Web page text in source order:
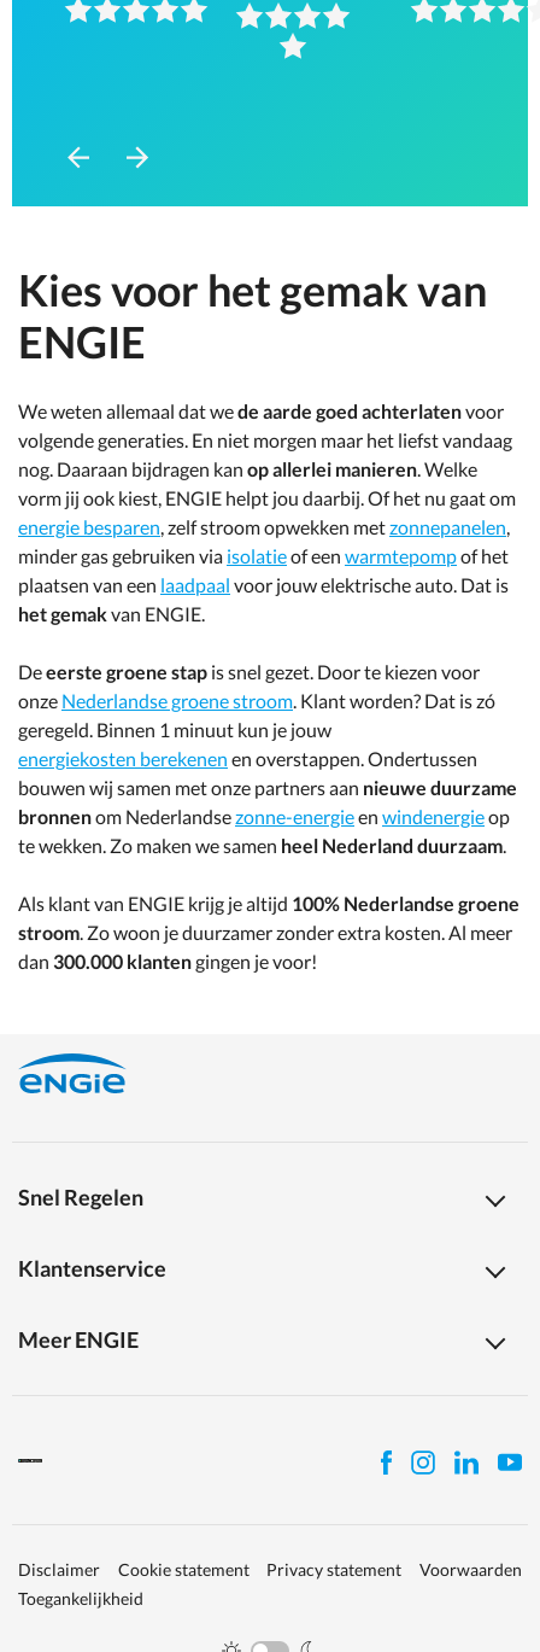
naar
naar
Kies voor het gemak van
ENGIE
We weten allemaal dat wede aarde goed achterlatenvoor
volgende generaties. En niet morgen maar het liefst vandaag
nog. Daaraan bijdragen kan op allerlei manieren. Welke
vorm jij ook kiest, ENGIE helpt jou daarbij. Of het nu gaat om
energie besparen, zelf stroom opwekken metzonnepanelen,
minder gas gebruiken via isolatieof een warmtepompof het
plaatsen van een laadpaal voor jouw elektrische auto. Dat is
het gemak van ENGIE.
Deeerste groene stap is snel gezet. Door te kiezen voor
onze Nederlandse groene stroom. Klant worden? Dat is zó
geregeld. Binnen 1 minuut kun je jouw
energiekosten berekenen en overstappen. Ondertussen
bouwen wij samen met onze partners aan nieuwe duurzame
bronnenom Nederlandsezonne-energieen windenergieop
te wekken. Zo maken we samen heel Nederland duurzaam.
Als klant van ENGIE krijg je altijd 100% Nederlandse groene
stroom. Zo woon je duurzamer zonder extra kosten. Al meer
dan 300.000 klantengingen je voor!
Snel Regelen
Klantenservice
Meer ENGIE
Disclaimer Cookie statement Privacy statement
Voorwaarden
Toegankelijkheid